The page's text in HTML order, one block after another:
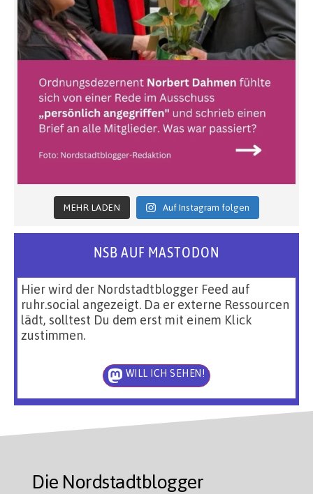
MEHR LADEN Auf Instagram folgen
NSB AUF MASTODON
Hier wird der Nordstadtblogger Feed auf
ruhr.social angezeigt. Da er externe Ressourcen
lädt, solltest Du dem erst mit einem Klick
zustimmen.
WILL ICH SEHEN!
Die Nordstadtblogger